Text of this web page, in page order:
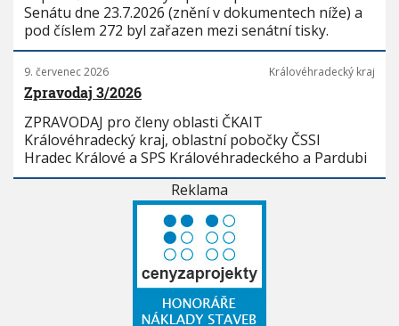
Senátu dne 23.7.2026 (znění v dokumentech níže) a
pod číslem 272 byl zařazen mezi senátní tisky.
9. červenec 2026 Královéhradecký kraj
Zpravodaj 3/2026
ZPRAVODAJ pro členy oblasti ČKAIT
Královéhradecký kraj, oblastní pobočky ČSSI
Hradec Králové a SPS Královéhradeckého a Pardubi
Reklama